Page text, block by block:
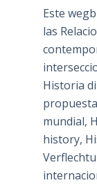
Este
las
Historia
mundial,
history,